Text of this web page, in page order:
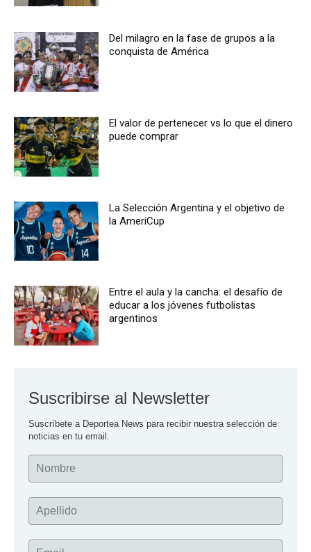
Del milagro en la fase de grupos a la
conquista de América
El valor de pertenecer vs lo que el dinero
puede comprar
La Selección Argentina y el objetivo de
la AmeriCup
Entre el aula y la cancha: el desafío de
educar a los jóvenes futbolistas
argentinos
Suscribirse al Newsletter
Suscríbete a Deportea News para recibir nuestra selección de
noticias en tu email.
Nombre
Apellido